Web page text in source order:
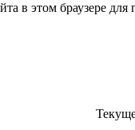
в этом браузере